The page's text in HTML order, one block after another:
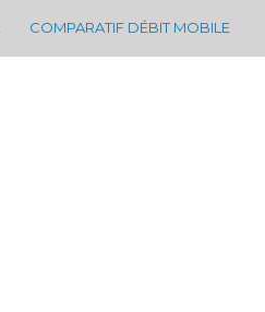
COMPARATIF DÉBIT MOBILE